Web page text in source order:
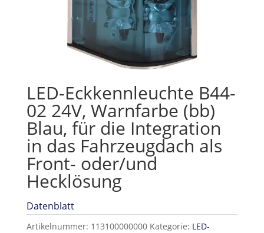
LED-Eckkennleuchte B44-
02 24V, Warnfarbe (bb)
Blau, für die Integration
in das Fahrzeugdach als
Front- oder/und
Hecklösung
Datenblatt
Artikelnummer: 113100000000 Kategorie: LED-